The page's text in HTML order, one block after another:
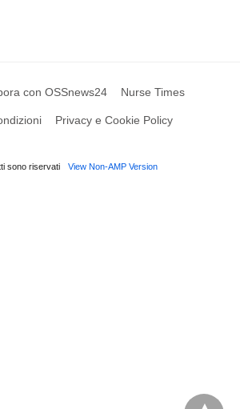
con OSSnews24 Nurse Times
Privacy e Cookie Policy
sono riservati View Non-AMP Version